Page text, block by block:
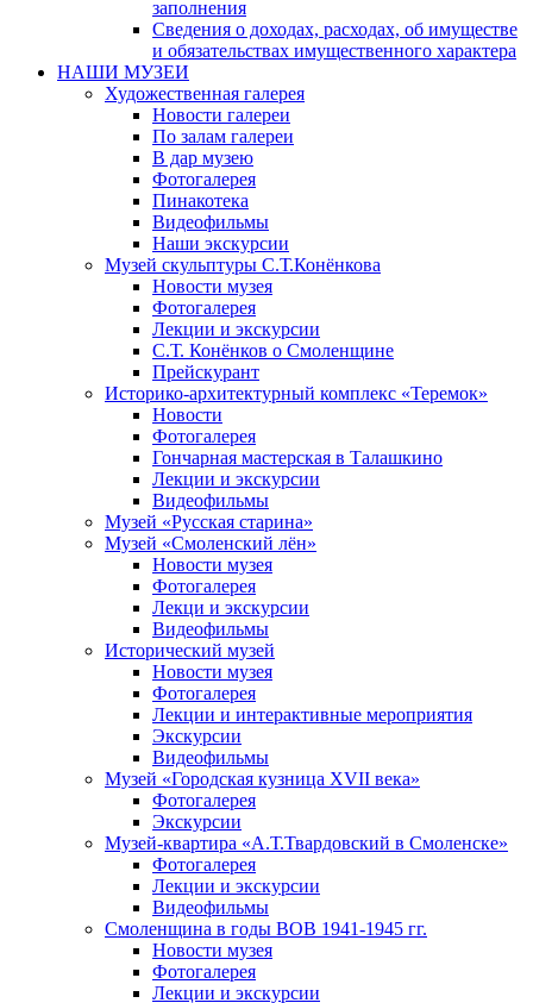
заполнения
Сведения о доходах, расходах, об имуществе
и обязательствах имущественного характера
НАШИ МУЗЕИ
Художественная галерея
Новости галереи
По залам галереи
В дар музею
Фотогалерея
Пинакотека
Видеофильмы
Наши экскурсии
Музей скульптуры С.Т.Конёнкова
Новости музея
Фотогалерея
Лекции и экскурсии
С.Т. Конёнков о Смоленщине
Прейскурант
Историко-архитектурный комплекс «Теремок»
Новости
Фотогалерея
Гончарная мастерская в Талашкино
Лекции и экскурсии
Видеофильмы
Музей «Русская старина»
Музей «Смоленский лён»
Новости музея
Фотогалерея
Лекци и экскурсии
Видеофильмы
Исторический музей
Новости музея
Фотогалерея
Лекции и интерактивные мероприятия
Экскурсии
Видеофильмы
Музей «Городская кузница XVII века»
Фотогалерея
Экскурсии
Музей-квартира «А.Т.Твардовский в Смоленске»
Фотогалерея
Лекции и экскурсии
Видеофильмы
Смоленщина в годы ВОВ 1941-1945 гг.
Новости музея
Фотогалерея
Лекции и экскурсии